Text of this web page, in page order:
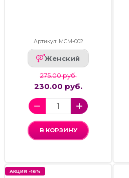
Артикул: МСМ-002
Женский
275.00 руб.
230.00 руб.
В КОРЗИНУ
АКЦИЯ -16%